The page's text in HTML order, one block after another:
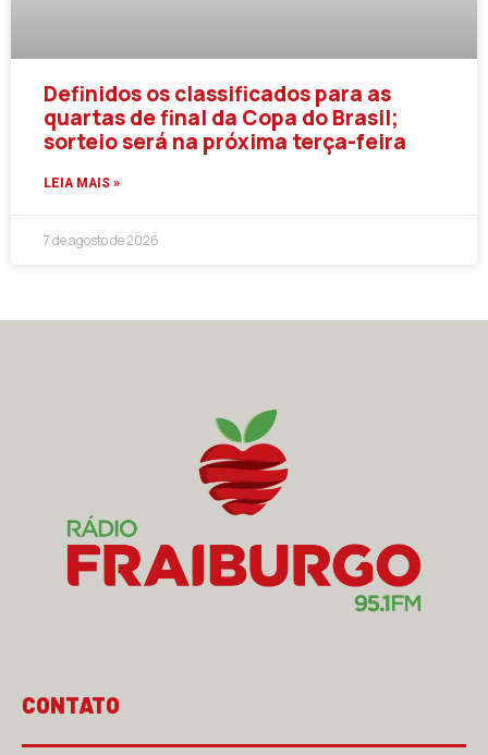
Definidos os classificados para as
quartas de final da Copa do Brasil;
sorteio será na próxima terça-feira
LEIA MAIS »
7 de agosto de 2026
CONTATO